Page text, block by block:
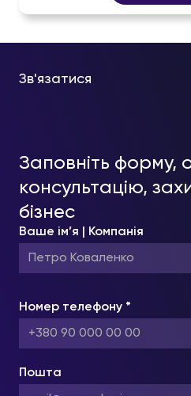
Зв'язатися
Заповніть форму,
консультацію,
бізнес
Ваше ім’я | Компанія
Номер телефону *
Пошта